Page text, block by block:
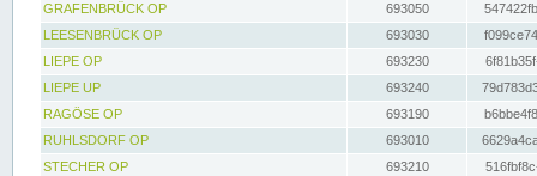
GRAFENBRÜCK OP
693050
LEESENBRÜCK OP
693030
LIEPE OP
693230
LIEPE UP
693240
RAGÖSE OP
693190
RUHLSDORF OP
693010
STECHER OP
693210